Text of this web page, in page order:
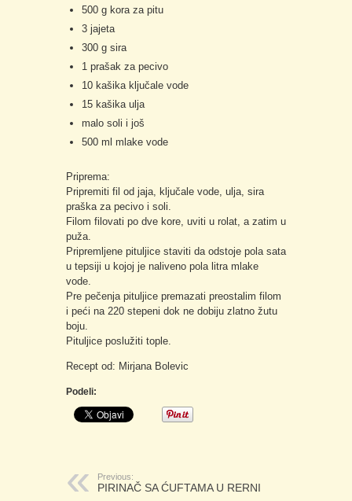
500 g kora za pitu
3 jajeta
300 g sira
1 prašak za pecivo
10 kašika ključale vode
15 kašika ulja
malo soli i još
500 ml mlake vode
Priprema:
Pripremiti fil od jaja, ključale vode, ulja, sira
praška za pecivo i soli.
Filom filovati po dve kore, uviti u rolat, a zatim u
puža.
Pripremljene pituljice staviti da odstoje pola sata
u tepsiji u kojoj je naliveno pola litra mlake
vode.
Pre pečenja pituljice premazati preostalim filom
i peći na 220 stepeni dok ne dobiju zlatno žutu
boju.
Pituljice poslužiti tople.
Recept od: Mirjana Bolevic
Podeli:
Previous:
PIRINAČ SA ĆUFTAMA U RERNI